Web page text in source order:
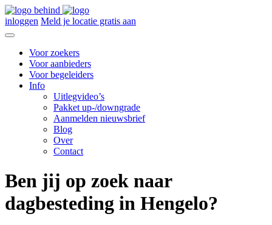
inloggen Meld je locatie gratis aan
Voor zoekers
Voor aanbieders
Voor begeleiders
Info
Uitlegvideo’s
Pakket up-/downgrade
Aanmelden nieuwsbrief
Blog
Over
Contact
Ben jij op zoek naar
dagbesteding in Hengelo?